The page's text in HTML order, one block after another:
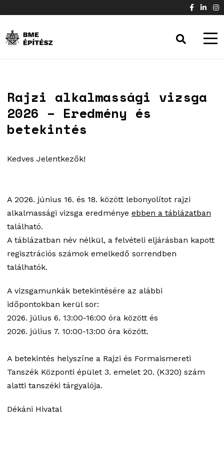
Rajzi alkalmassági vizsga
2026 – Eredmény és
betekintés
Kedves Jelentkezők!
A 2026. június 16. és 18. között lebonyolítot rajzi
alkalmassági vizsga eredménye ebben a táblázatban
található.
A táblázatban név nélkül, a felvételi eljárásban kapott
regisztrációs számok emelkedő sorrendben
találhatók.
A vizsgamunkák betekintésére az alábbi
időpontokban kerül sor:
2026. július 6. 13:00-16:00 óra között és
2026. július 7. 10:00-13:00 óra között.
A betekintés helyszíne a Rajzi és Formaismereti
Tanszék Központi épület 3. emelet 20. (K320) szám
alatti tanszéki tárgyalója.
Dékáni Hivatal